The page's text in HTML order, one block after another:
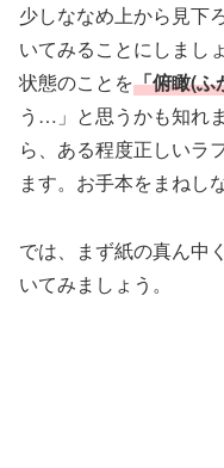
少しななめ上から見下
いてみることにしまし
状態のことを「俯瞰(ふ
う…」と思うかも知れ
ら、ある程度正しいラ
ます。お手本をまねし
では、まず紙の真ん中
いてみましょう。